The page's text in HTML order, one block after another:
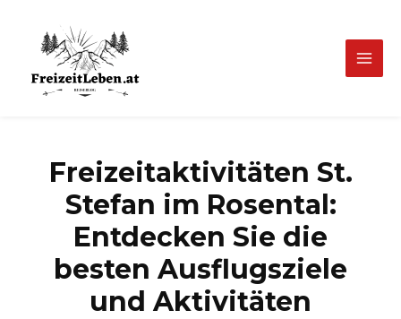
springen
Main
Freizeitaktivitäten St.
Stefan im Rosental:
Entdecken Sie die
besten Ausflugsziele
und Aktivitäten